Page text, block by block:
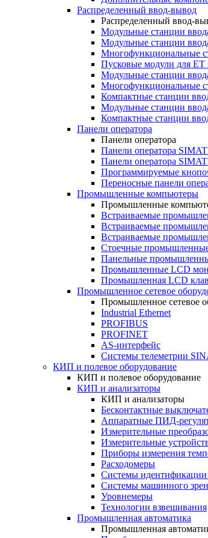
Распределенный ввод-вывод
Распределенный ввод-
Модульные станции
Модульные станции
Многофункциональные
Пусковые модули для ET
Модульные станции
Многофункциональные
Компактные станции
Модульные станции
Компактные станции
Панели оператора
Панели оператора
Панели оператора
Панели оператора
Программируемые
Переносные панели
Промышленные компьютеры
Промышленные
Встраиваемые
Встраиваемые
Встраиваемые
Стоечные
Панельные
Промышленные LCD
Промышленная LCD
Промышленное сетевое
Промышленное сетевое
Industrial Ethernet
PROFIBUS
PROFINET
AS-интерфейс
Системы телеметрии
КИП и полевое оборудование
КИП и полевое оборудование
КИП и анализаторы
КИП и анализаторы
Бесконтактные
Аппаратные ПИД-
Измерительные
Измерительные
Приборы измерения
Расходомеры
Системы
Системы машинного
Уровнемеры
Технологии взвешивания
Промышленная автоматика
Промышленная